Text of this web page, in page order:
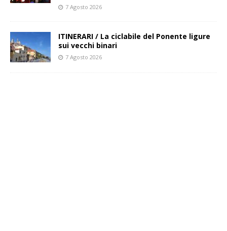
7 Agosto 2026
ITINERARI / La ciclabile del Ponente ligure
sui vecchi binari
7 Agosto 2026